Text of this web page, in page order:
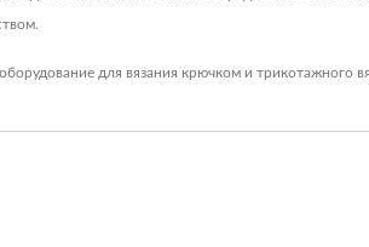
для вязания крючком и трикотажного